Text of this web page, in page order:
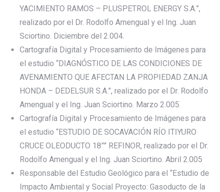
YACIMIENTO RAMOS – PLUSPETROL ENERGY S.A.”,
realizado por el Dr. Rodolfo Amengual y el Ing. Juan
Sciortino. Diciembre del 2.004.
Cartografía Digital y Procesamiento de Imágenes para
el estudio “DIAGNÓSTICO DE LAS CONDICIONES DE
AVENAMIENTO QUE AFECTAN LA PROPIEDAD ZANJA
HONDA – DEDELSUR S.A.”, realizado por el Dr. Rodolfo
Amengual y el Ing. Juan Sciortino. Marzo 2.005.
Cartografía Digital y Procesamiento de Imágenes para
el estudio “ESTUDIO DE SOCAVACIÓN RÍO ITIYURO
CRUCE OLEODUCTO 18”” REFINOR, realizado por el Dr.
Rodolfo Amengual y el Ing. Juan Sciortino. Abril 2.005
Responsable del Estudio Geológico para el “Estudio de
Impacto Ambiental y Social Proyecto: Gasoducto de la